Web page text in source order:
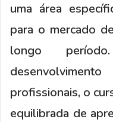
uma área
para o mercado
longo
profissionais, o
equilibrada de